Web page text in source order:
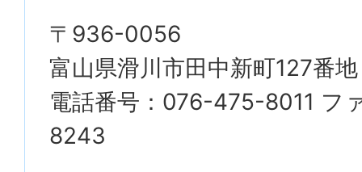
〒936-0056
富山県滑川市田中新町127番地
電話番号：076-475-8011 フ
8243